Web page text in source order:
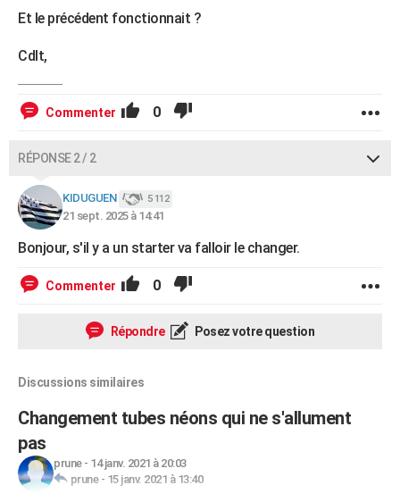
Bricolage
Lifestyle
Culture
Sport
Auto
Television
Voyage
Cinema
Et le précédent fonctionnait ?
Cdlt,
Commenter 0
RÉPONSE 2 / 2
KIDUGUEN 5 112
21 sept. 2025 à 14:41
Bonjour, s'il y a un starter va falloir le changer.
Commenter 0
Répondre Posez votre question
Discussions similaires
Changement tubes néons qui ne s'allument
pas
prune- 14 janv. 2021 à 20:03
prune- 15 janv. 2021 à 13:40